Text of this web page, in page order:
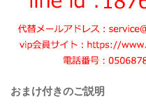
おまけ付きのご説明